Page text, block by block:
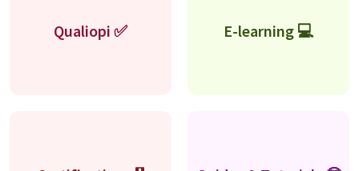
Qualiopi ✅ E-learning 💻